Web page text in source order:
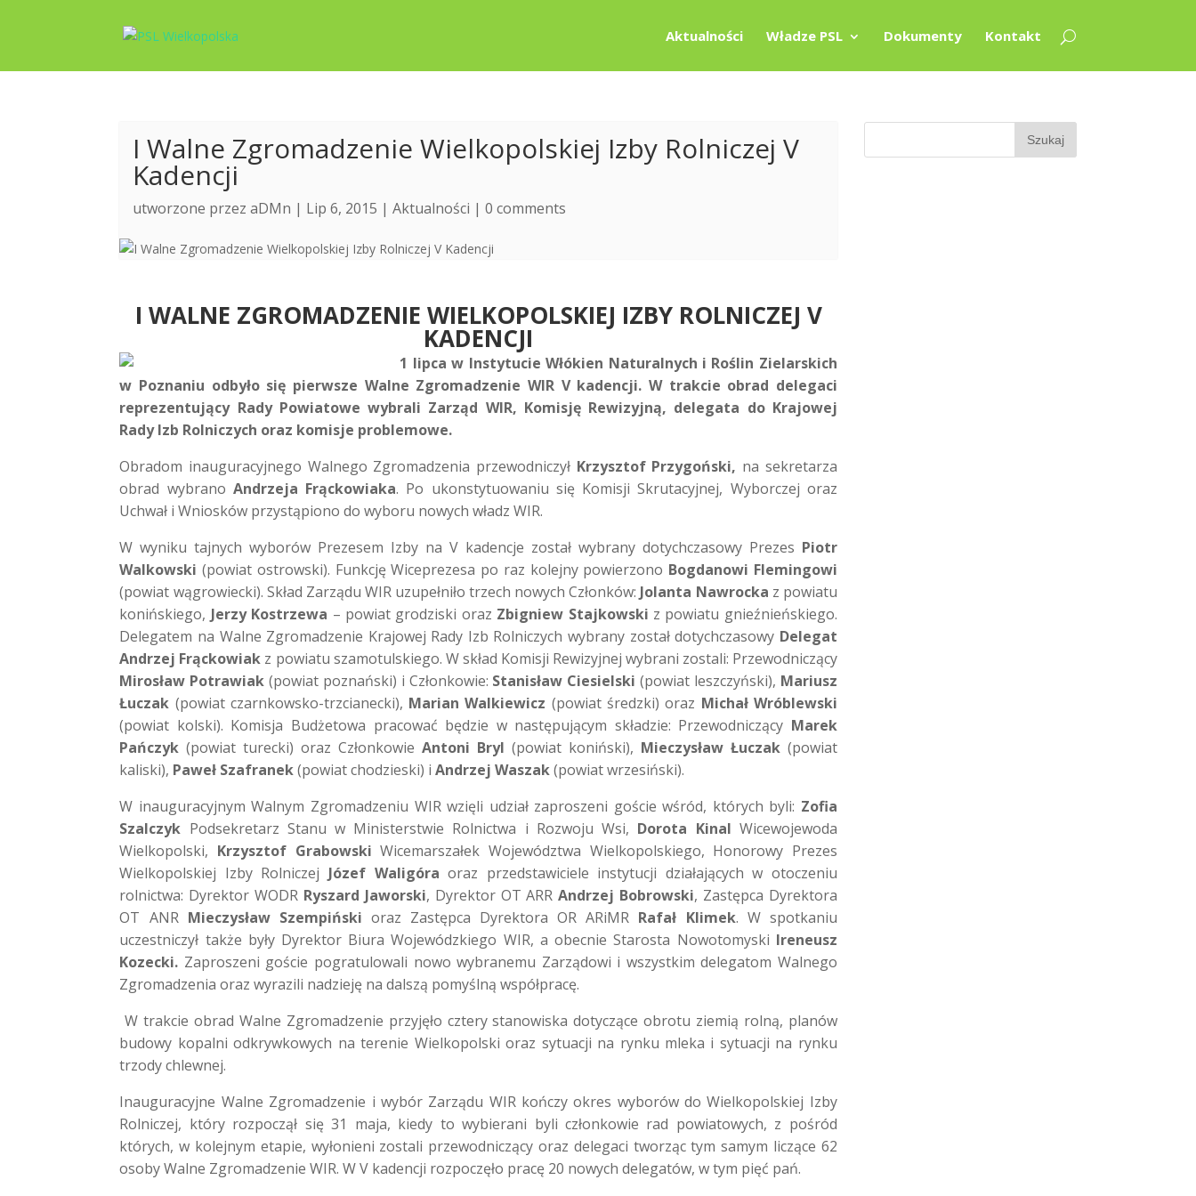
Aktualności Władze PSL Dokumenty Kontakt
I Walne Zgromadzenie Wielkopolskiej Izby Rolniczej V
Kadencji
utworzone przezaDMn | Lip 6, 2015 |Aktualności |0 comments
I WALNE ZGROMADZENIE WIELKOPOLSKIEJ IZBY ROLNICZEJ V
KADENCJI
1 lipca w InstytucieWłókien Naturalnych i Roślin Zielarskich
w Poznaniu odbyło się pierwsze Walne Zgromadzenie WIR V kadencji. W trakcie obrad delegaci
reprezentujący Rady Powiatowe wybrali Zarząd WIR, Komisję Rewizyjną, delegata do Krajowej
Rady Izb Rolniczych oraz komisje problemowe.
Obradom inauguracyjnego Walnego Zgromadzenia przewodniczył Krzysztof Przygoński, na sekretarza
obrad wybrano Andrzeja Frąckowiaka. Po ukonstytuowaniu się Komisji Skrutacyjnej, Wyborczej oraz
Uchwał i Wniosków przystąpiono do wyboru nowych władz WIR.
W wyniku tajnych wyborów Prezesem Izby na V kadencje został wybrany dotychczasowy Prezes Piotr
Walkowski (powiat ostrowski). Funkcję Wiceprezesa po raz kolejny powierzono Bogdanowi Flemingowi
(powiat wągrowiecki). Skład Zarządu WIR uzupełniło trzech nowych Członków: Jolanta Nawrocka z powiatu
konińskiego, Jerzy Kostrzewa – powiat grodziski oraz Zbigniew Stajkowski z powiatu gnieźnieńskiego.
Delegatem na Walne Zgromadzenie Krajowej Rady Izb Rolniczych wybrany został dotychczasowy Delegat
Andrzej Frąckowiak z powiatu szamotulskiego. W skład Komisji Rewizyjnej wybrani zostali: Przewodniczący
Mirosław Potrawiak (powiat poznański) i Członkowie: Stanisław Ciesielski (powiat leszczyński), Mariusz
Łuczak (powiat czarnkowsko-trzcianecki), Marian Walkiewicz (powiat średzki) oraz Michał Wróblewski
(powiat kolski). Komisja Budżetowa pracować będzie w następującym składzie: Przewodniczący Marek
Pańczyk (powiat turecki) oraz CzłonkowieAntoni Bryl (powiat koniński), Mieczysław Łuczak(powiat
kaliski), Paweł Szafranek(powiat chodzieski) iAndrzej Waszak(powiat wrzesiński).
W inauguracyjnym Walnym Zgromadzeniu WIR wzięli udział zaproszeni goście wśród, których byli: Zofia
Szalczyk Podsekretarz Stanu w Ministerstwie Rolnictwa i Rozwoju Wsi, Dorota Kinal Wicewojewoda
Wielkopolski, Krzysztof Grabowski Wicemarszałek Województwa Wielkopolskiego, Honorowy Prezes
Wielkopolskiej Izby Rolniczej Józef Waligóra oraz przedstawiciele instytucji działających w otoczeniu
rolnictwa: Dyrektor WODR Ryszard Jaworski, Dyrektor OT ARRAndrzej Bobrowski, Zastępca Dyrektora
OT ANR Mieczysław Szempiński oraz Zastępca Dyrektora OR ARiMR Rafał Klimek. W spotkaniu
uczestniczył także były Dyrektor Biura Wojewódzkiego WIR, a obecnie Starosta Nowotomyski Ireneusz
Kozecki. Zaproszeni goście pogratulowali nowo wybranemu Zarządowi i wszystkim delegatom Walnego
Zgromadzenia oraz wyrazili nadzieję na dalszą pomyślną współpracę.
W trakcie obrad Walne Zgromadzenie przyjęło cztery stanowiska dotyczące obrotu ziemią rolną, planów
budowy kopalni odkrywkowych na terenie Wielkopolski oraz sytuacji na rynku mleka i sytuacji na rynku
trzody chlewnej.
Inauguracyjne Walne Zgromadzenie i wybór Zarządu WIR kończy okres wyborów do Wielkopolskiej Izby
Rolniczej, który rozpoczął się 31 maja, kiedy to wybierani byli członkowie rad powiatowych, z pośród
których, w kolejnym etapie, wyłonieni zostali przewodniczący oraz delegaci tworząc tym samym liczące 62
osoby Walne Zgromadzenie WIR. W V kadencji rozpoczęło pracę 20 nowych delegatów, w tym pięć pań.